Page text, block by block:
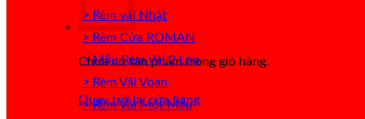
Chưa có sản phẩm trong giỏ hàng.
Quay trở lại cửa hàng
> Rèm vải Nhật
> Rèm Cửa ROMAN
> Mẫu Rèm Vải 2 Lớp
> Rèm Vải Voan
> Rèm Vải Một Màu